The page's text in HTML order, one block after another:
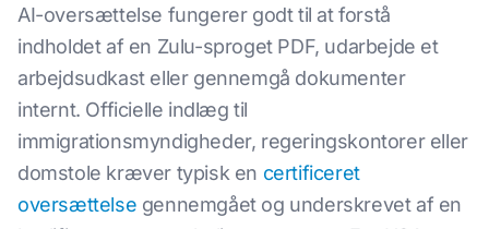
AI-oversættelse fungerer godt til at forstå
indholdet af en Zulu-sproget PDF, udarbejde et
arbejdsudkast eller gennemgå dokumenter
internt. Officielle indlæg til
immigrationsmyndigheder, regeringskontorer eller
domstole kræver typisk en certificeret
oversættelse gennemgået og underskrevet af en